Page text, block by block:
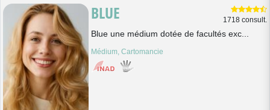
BLUE 1718 consult.
Blue une médium dotée de facultés exc...
Médium, Cartomancie